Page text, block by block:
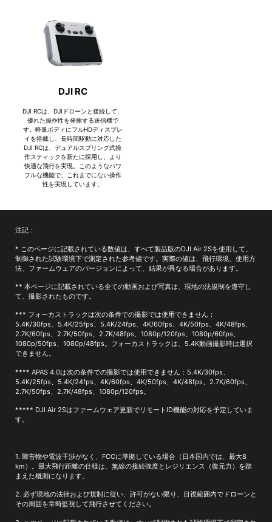
DJI RC
DJI RCは、DJIドローンと接続して、
優れた操作性を発揮する送信機で
す。軽量ボディにフルHDディスプレ
イを搭載し、長時間駆動に対応した
DJI RCは、デュアルスプリング式操
作スティックを新たに採用し、より
快適な飛行を実現。このようなパワ
フルな機能で、これまでにない操作
性を実現しています。
注記：
* このページに記載されている数値は、すべて製品版のDJI Air 2Sを使用して、
制御された試験環境下で測定された参考値です。実際の値は、飛行環境、使用方
法、ファームウェアのバージョンによって、結果が異なる場合があります。
** 本ページに記載されている全ての動画および写真は、現地の法規制を遵守し
て、撮影されたものです。
*** フォーカストラックは次の条件での撮影では使用できません：
5.4K/30fps、5.4K/25fps、5.4K/24fps、4K/60fps、4K/50fps、4K/48fps、
2.7K/60fps、2.7K/50fps、2.7K/48fps、1080p/120fps、1080p/60fps、
1080p/50fps、1080p/48fps。フォーカストラックは、5.4K動画撮影時は選択
できません。
**** APAS 4.0は次の条件での撮影では使用できません：5.4K/30fps、
5.4K/25fps、5.4K/24fps、4K/60fps、4K/50fps、4K/48fps、2.7K/60fps、
2.7K/50fps、2.7K/48fps、1080p/120fps。
***** DJI Air 2Sはファームウェア更新でリモートID機能の対応を予定していま
す。
1. 障害物や電波干渉がなく、FCCに準拠している場合（日本国内では、最大8
km）。最大飛行距離の仕様は、無線の接続強度とレジリエンス（復元力）を踏
まえた概測になります。
2. 必ず現地の法律および規制に従い、許可がない限り、目視範囲内でドローンと
その周囲を常時監視して飛行させてください。